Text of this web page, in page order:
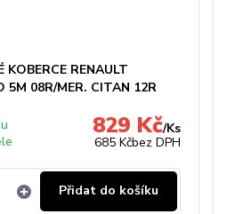
KOBERCE RENAULT
5M 08R/MER. CITAN 12R
829 Kč/Ks
685 Kčbez DPH
Přidat do košíku